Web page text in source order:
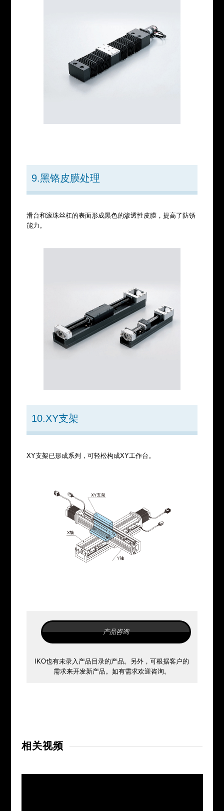
9.黑铬皮膜处理
滑台和滚珠丝杠的表面形成黑色的渗透性皮膜，提高了防锈
能力。
10.XY支架
XY支架已形成系列，可轻松构成XY工作台。
产品咨询
IKO也有未录入产品目录的产品。另外，可根据客户的
需求来开发新产品。如有需求欢迎咨询。
相关视频